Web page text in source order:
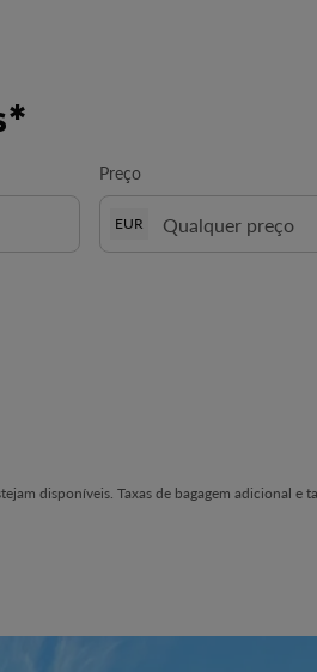
Preço
EUR
disponíveis. Taxas de bagagem adicional e